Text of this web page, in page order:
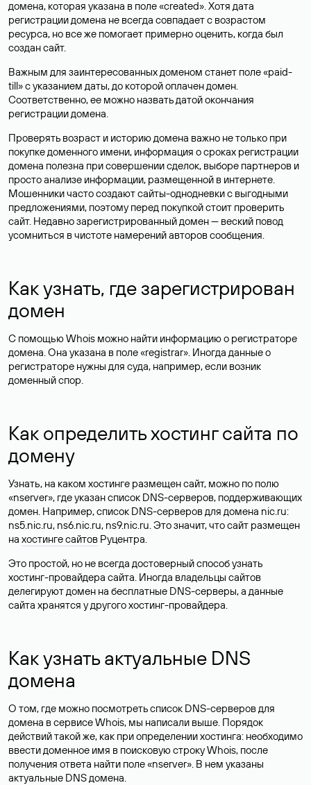
домена, которая указана в поле «created». Хотя дата
регистрации домена не всегда совпадает с возрастом
ресурса, но все же помогает примерно оценить, когда был
создан сайт.
Важным для заинтересованных доменом станет поле «paid-
till» с указанием даты, до которой оплачен домен.
Соответственно, ее можно назвать датой окончания
регистрации домена.
Проверять возраст и историю домена важно не только при
покупке доменного имени, информация о сроках регистрации
домена полезна при совершении сделок, выборе партнеров и
просто анализе информации, размещенной в интернете.
Мошенники часто создают сайты-однодневки с выгодными
предложениями, поэтому перед покупкой стоит проверить
сайт. Недавно зарегистрированный домен — веский повод
усомниться в чистоте намерений авторов сообщения.
Как узнать, где зарегистрирован
домен
С помощью Whois можно найти информацию о регистраторе
домена. Она указана в поле «registrar». Иногда данные о
регистраторе нужны для суда, например, если возник
доменный спор.
Как определить хостинг сайта по
домену
Узнать, на каком хостинге размещен сайт, можно по полю
«nserver», где указан список DNS-серверов, поддерживающих
домен. Например, список DNS-серверов для домена nic.ru:
ns5.nic.ru, ns6.nic.ru, ns9.nic.ru. Это значит, что сайт размещен
на хостинге сайтов Руцентра.
Это простой, но не всегда достоверный способ узнать
хостинг-провайдера сайта. Иногда владельцы сайтов
делегируют домен на бесплатные DNS-серверы, а данные
сайта хранятся у другого хостинг-провайдера.
Как узнать актуальные DNS
домена
О том, где можно посмотреть список DNS-серверов для
домена в сервисе Whois, мы написали выше. Порядок
действий такой же, как при определении хостинга: необходимо
ввести доменное имя в поисковую строку Whois, после
получения ответа найти поле «nserver». В нем указаны
актуальные DNS домена.